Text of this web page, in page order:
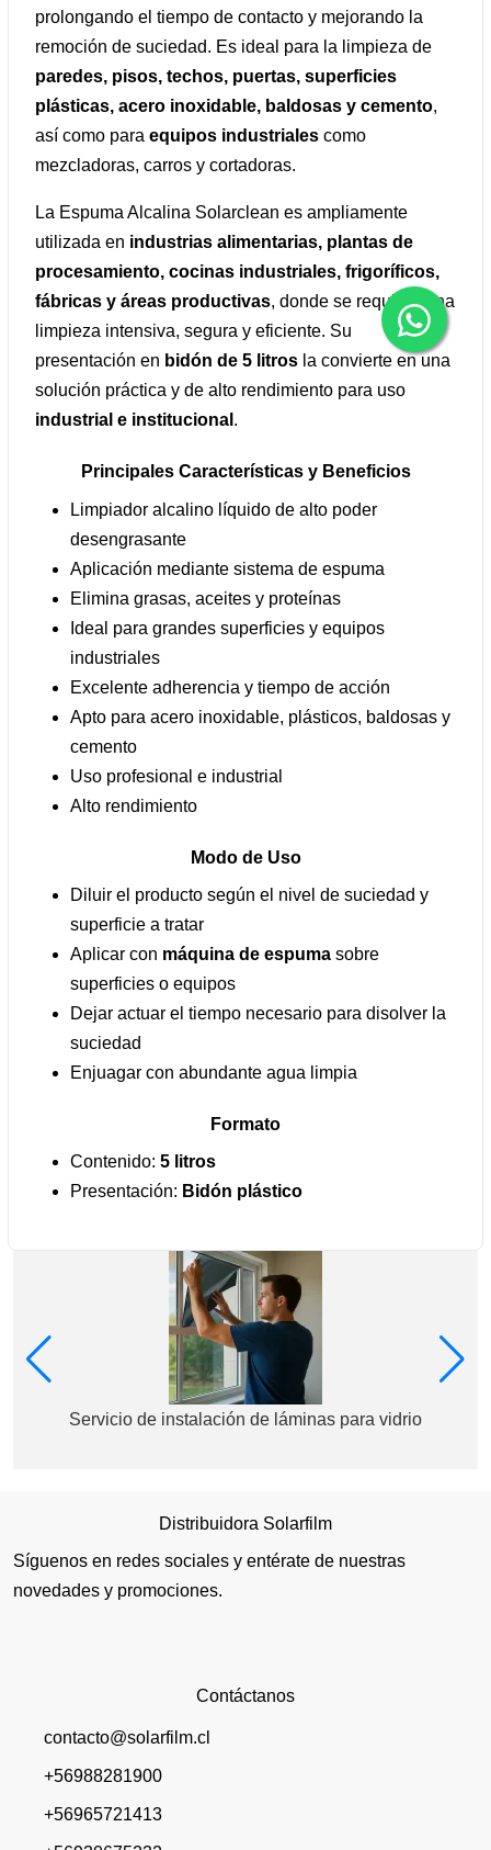
prolongando el tiempo de contacto y mejorando la
remoción de suciedad. Es ideal para la limpieza de
paredes, pisos, techos, puertas, superficies
plásticas, acero inoxidable, baldosas y cemento,
así como para equipos industriales como
mezcladoras, carros y cortadoras.
La Espuma Alcalina Solarclean es ampliamente
utilizada en industrias alimentarias, plantas de
procesamiento, cocinas industriales, frigoríficos,
fábricas y áreas productivas, donde se requiere una
limpieza intensiva, segura y eficiente. Su
presentación en bidón de 5 litros la convierte en una
solución práctica y de alto rendimiento para uso
industrial e institucional .
Principales Características y Beneficios
Limpiador alcalino líquido de alto poder
desengrasante
Aplicación mediante sistema de espuma
Elimina grasas, aceites y proteínas
Ideal para grandes superficies y equipos
industriales
Excelente adherencia y tiempo de acción
Apto para acero inoxidable, plásticos, baldosas y
cemento
Uso profesional e industrial
Alto rendimiento
Modo de Uso
Diluir el producto según el nivel de suciedad y
superficie a tratar
Aplicar con máquina de espuma sobre
superficies o equipos
Dejar actuar el tiempo necesario para disolver la
suciedad
Enjuagar con abundante agua limpia
Formato
Contenido: 5 litros
Presentación: Bidón plástico
Servicio de instalación de láminas para vidrio
Distribuidora Solarfilm
Síguenos en redes sociales y entérate de nuestras
novedades y promociones.
Contáctanos
contacto@solarfilm.cl
+56988281900
+56965721413